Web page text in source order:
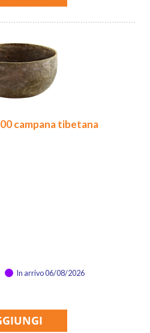
campana tibetana
In arrivo 06/08/2026